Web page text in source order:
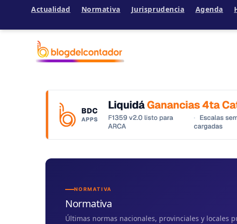
Actualidad Normativa Jurisprudencia Agenda
NORMATIVA
Normativa
Últimas normas nacionales, provinciales y locales